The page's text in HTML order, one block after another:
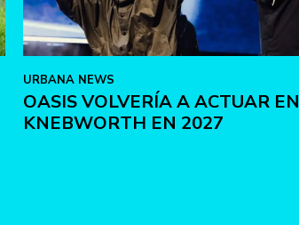
URBANA NEWS
OASIS VOLVERÍA A ACTUAR EN
KNEBWORTH EN 2027